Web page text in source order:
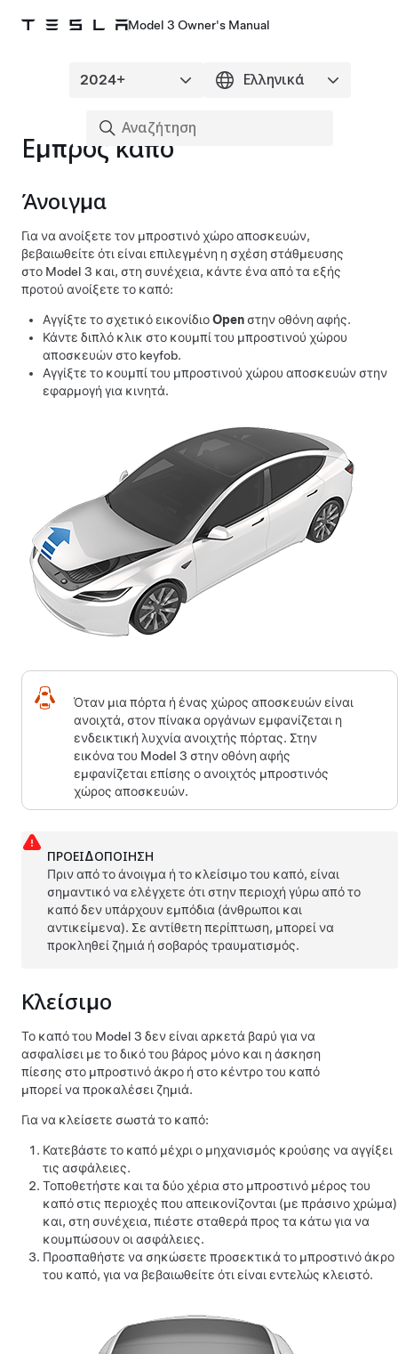
Model 3 Owner's Manual
Εμπρός καπό
Άνοιγμα
Για να ανοίξετε τον μπροστινό χώρο αποσκευών,
βεβαιωθείτε ότι είναι επιλεγμένη η σχέση στάθμευσης
στο Model 3 και, στη συνέχεια, κάντε ένα από τα εξής
προτού ανοίξετε το καπό:
Αγγίξτε το σχετικό εικονίδιοOpenστην οθόνη αφής.
Κάντε διπλό κλικ στο κουμπί του μπροστινού χώρου
αποσκευών στο keyfob.
Αγγίξτε το κουμπί του μπροστινού χώρου αποσκευών στην
εφαρμογή για κινητά.
Όταν μια πόρτα ή ένας χώρος αποσκευών είναι
ανοιχτά, στον πίνακα οργάνων εμφανίζεται η
ενδεικτική λυχνία ανοιχτής πόρτας. Στην
εικόνα του Model 3 στην οθόνη αφής
εμφανίζεται επίσης ο ανοιχτός μπροστινός
χώρος αποσκευών.
ΠΡΟΕΙΔΟΠΟΊΗΣΗ
Πριν από το άνοιγμα ή το κλείσιμο του καπό, είναι
σημαντικό να ελέγχετε ότι στην περιοχή γύρω από το
καπό δεν υπάρχουν εμπόδια (άνθρωποι και
αντικείμενα). Σε αντίθετη περίπτωση, μπορεί να
προκληθεί ζημιά ή σοβαρός τραυματισμός.
Κλείσιμο
Το καπό του Model 3 δεν είναι αρκετά βαρύ για να
ασφαλίσει με το δικό του βάρος μόνο και η άσκηση
πίεσης στο μπροστινό άκρο ή στο κέντρο του καπό
μπορεί να προκαλέσει ζημιά.
Για να κλείσετε σωστά το καπό:
Κατεβάστε το καπό μέχρι ο μηχανισμός κρούσης να αγγίξει
τις ασφάλειες.
Τοποθετήστε και τα δύο χέρια στο μπροστινό μέρος του
καπό στις περιοχές που απεικονίζονται (με πράσινο χρώμα)
και, στη συνέχεια, πιέστε σταθερά προς τα κάτω για να
κουμπώσουν οι ασφάλειες.
Προσπαθήστε να σηκώσετε προσεκτικά το μπροστινό άκρο
του καπό, για να βεβαιωθείτε ότι είναι εντελώς κλειστό.